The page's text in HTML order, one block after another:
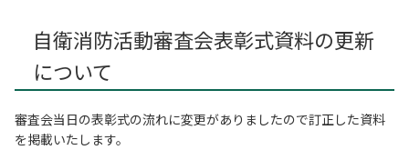
自衛消防活動審査会表彰式資料の更新
について
審査会当日の表彰式の流れに変更がありましたので訂正した資料
を掲載いたします。